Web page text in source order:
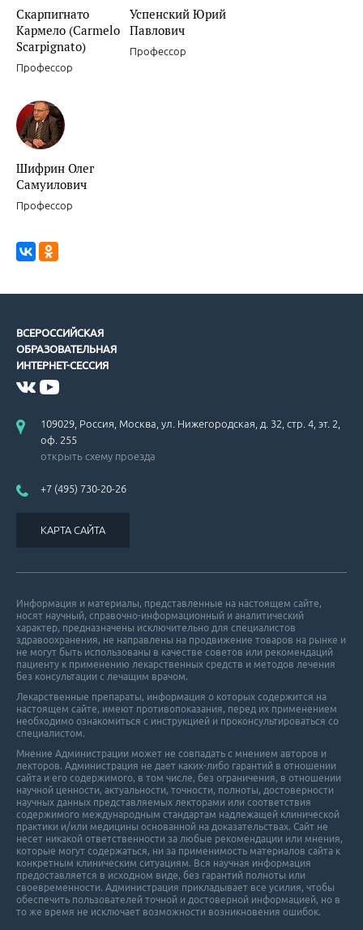
Скарпигнато
Кармело (Carmelo
Scarpignato)
Профессор
Успенский Юрий
Павлович
Профессор
Шифрин Олег
Самуилович
Профессор
ВСЕРОССИЙСКАЯ
ОБРАЗОВАТЕЛЬНАЯ
ИНТЕРНЕТ-СЕССИЯ
109029, Россия, Москва, ул. Нижегородская, д. 32, стр. 4, эт. 2,
оф. 255
открыть схему проезда
+7 (495) 730-20-26
КАРТА САЙТА
Информация и материалы, представленные на настоящем сайте,
носят научный, справочно-информационный и аналитический
характер, предназначены исключительно для специалистов
здравоохранения, не направлены на продвижение товаров на рынке и
не могут быть использованы в качестве советов или рекомендаций
пациенту к применению лекарственных средств и методов лечения
без консультации с лечащим врачом.
Лекарственные препараты, информация о которых содержится на
настоящем сайте, имеют противопоказания, перед их применением
необходимо ознакомиться с инструкцией и проконсультироваться со
специалистом.
Мнение Администрации может не совпадать с мнением авторов и
лекторов. Администрация не дает каких-либо гарантий в отношении
cайта и его cодержимого, в том числе, без ограничения, в отношении
научной ценности, актуальности, точности, полноты, достоверности
научных данных представляемых лекторами или соответствия
содержимого международным стандартам надлежащей клинической
практики и/или медицины основанной на доказательствах. Сайт не
несет никакой ответственности за любые рекомендации или мнения,
которые могут содержаться, ни за применимость материалов сайта к
конкретным клиническим ситуациям. Вся научная информация
предоставляется в исходном виде, без гарантий полноты или
своевременности. Администрация прикладывает все усилия, чтобы
обеспечить пользователей точной и достоверной информацией, но в
то же время не исключает возможности возникновения ошибок.